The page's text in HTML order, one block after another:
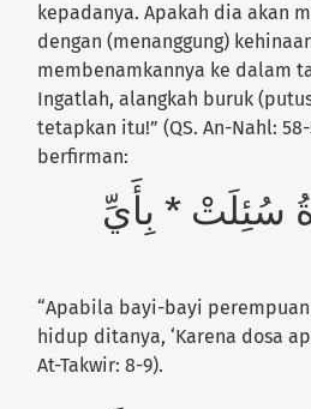
kepadanya. Apakah dia akan
dengan (menanggung)
membenamkannya ke dalam
Ingatlah, alangkah buruk
tetapkan itu!” (QS. An-Nahl:
berfirman:
سُئِلَتْ * بِأَيِّ
“Apabila bayi-bayi
hidup ditanya, ‘Karena dosa
At-Takwir: 8-9).